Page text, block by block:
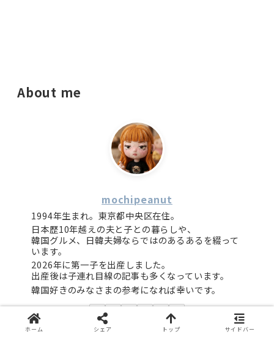
About me
mochipeanut
1994年生まれ。東京都中央区在住。
日本歴10年越えの夫と子との暮らしや、
韓国グルメ、日韓夫婦ならではのあるあるを綴って
います。
2026年に第一子を出産しました。
出産後は子連れ目線の記事も多くなっています。
韓国好きのみなさまの参考になれば幸いです。
ホーム シェア トップ サイドバー